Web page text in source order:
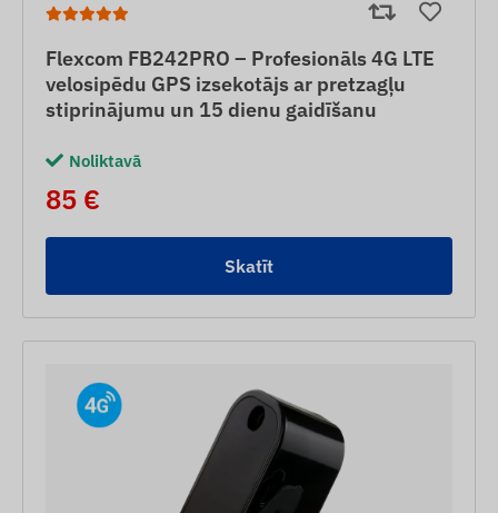
Flexcom FB242PRO – Profesionāls 4G LTE
velosipēdu GPS izsekotājs ar pretzagļu
stiprinājumu un 15 dienu gaidīšanu
Noliktavā
85 €
Skatīt